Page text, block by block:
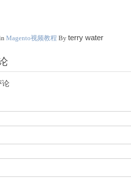
Magento视频教程 By terry water
论